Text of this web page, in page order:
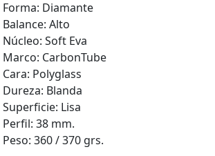
Forma: Diamante
Balance: Alto
Núcleo: Soft Eva
Marco: CarbonTube
Cara: Polyglass
Dureza: Blanda
Superficie: Lisa
Perfil: 38 mm.
Peso: 360 / 370 grs.